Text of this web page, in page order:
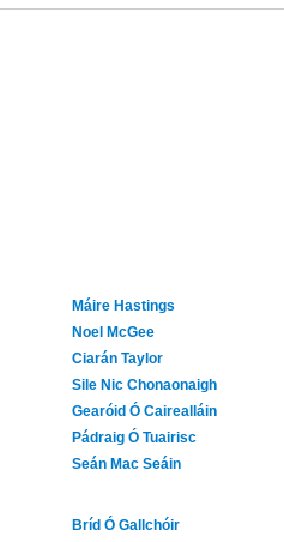
Máire Hastings
Noel McGee
Ciarán Taylor
Sile Nic Chonaonaigh
Gearóid Ó Cairealláin
Pádraig Ó Tuairisc
Seán Mac Seáin
Bríd Ó Gallchóir